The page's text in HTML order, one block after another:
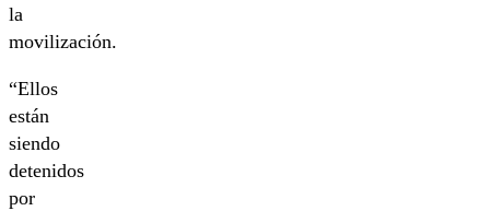
la
movilización.
“Ellos
están
siendo
detenidos
por